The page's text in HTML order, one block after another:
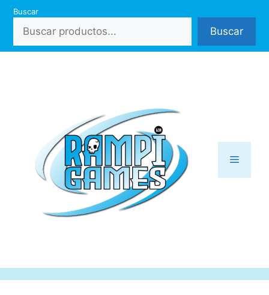
Saltar
contenido
Buscar
Buscar
Menú